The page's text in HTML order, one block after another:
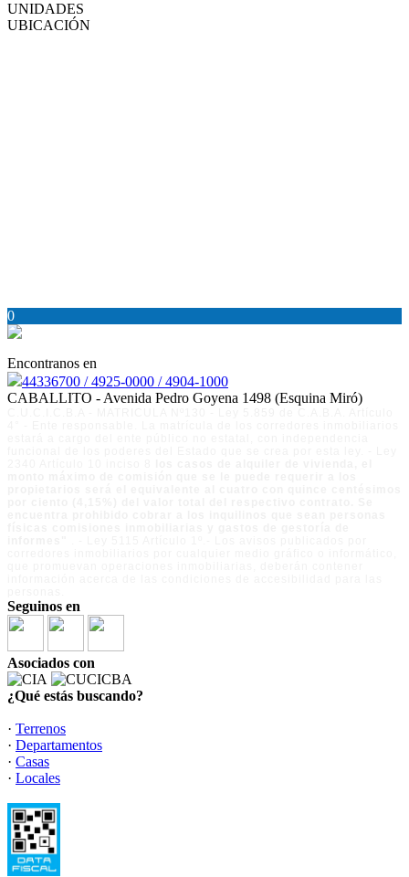
UNIDADES
UBICACIÓN
0
Encontranos en
44336700 / 4925-0000 / 4904-1000
CABALLITO - Avenida Pedro Goyena 1498 (Esquina Miró)
Seguinos en
Asociados con
¿Qué estás buscando?
· Terrenos
· Departamentos
· Casas
· Locales